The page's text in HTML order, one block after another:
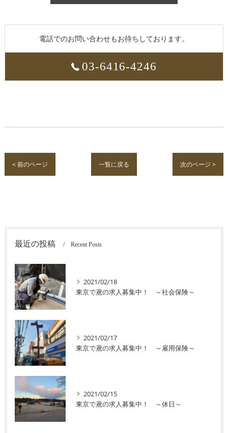
電話でのお問い合わせもお待ちしております。
03-6416-4246
< 前のページ 一覧に戻る 次のページ >
最近の投稿 Recent Posts
2021/02/18
東京で鳶の求人募集中！ ～社会保険～
2021/02/17
東京で鳶の求人募集中！ ～雇用保険～
2021/02/15
東京で鳶の求人募集中！ ～休日～